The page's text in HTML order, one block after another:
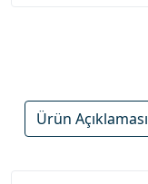
Ürün Açıklaması